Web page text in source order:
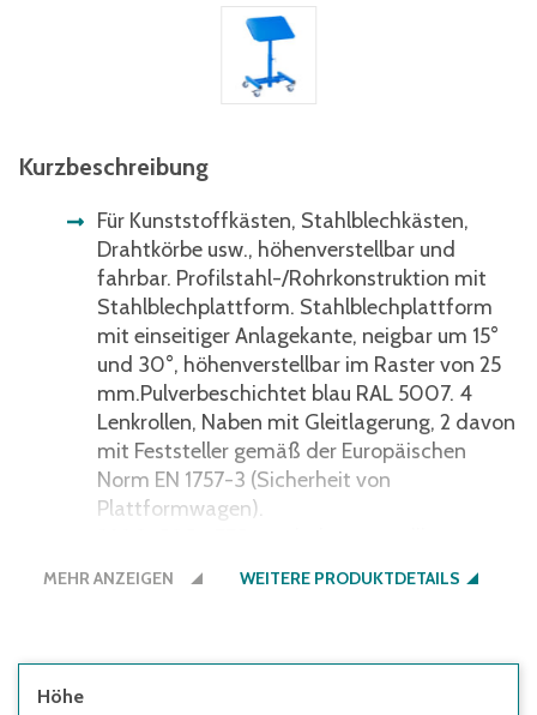
Kurzbeschreibung
Für Kunststoffkästen, Stahlblechkästen,
Drahtkörbe usw., höhenverstellbar und
fahrbar. Profilstahl-/Rohrkonstruktion mit
Stahlblechplattform. Stahlblechplattform
mit einseitiger Anlagekante, neigbar um 15°
und 30°, höhenverstellbar im Raster von 25
mm.Pulverbeschichtet blau RAL 5007. 4
Lenkrollen, Naben mit Gleitlagerung, 2 davon
mit Feststeller gemäß der Europäischen
Norm EN 1757-3 (Sicherheit von
Plattformwagen).
3282: 755 - 1105 mm höhenverstellbar
MEHR ANZEIGEN WEITERE PRODUKTDETAILS
Höhe